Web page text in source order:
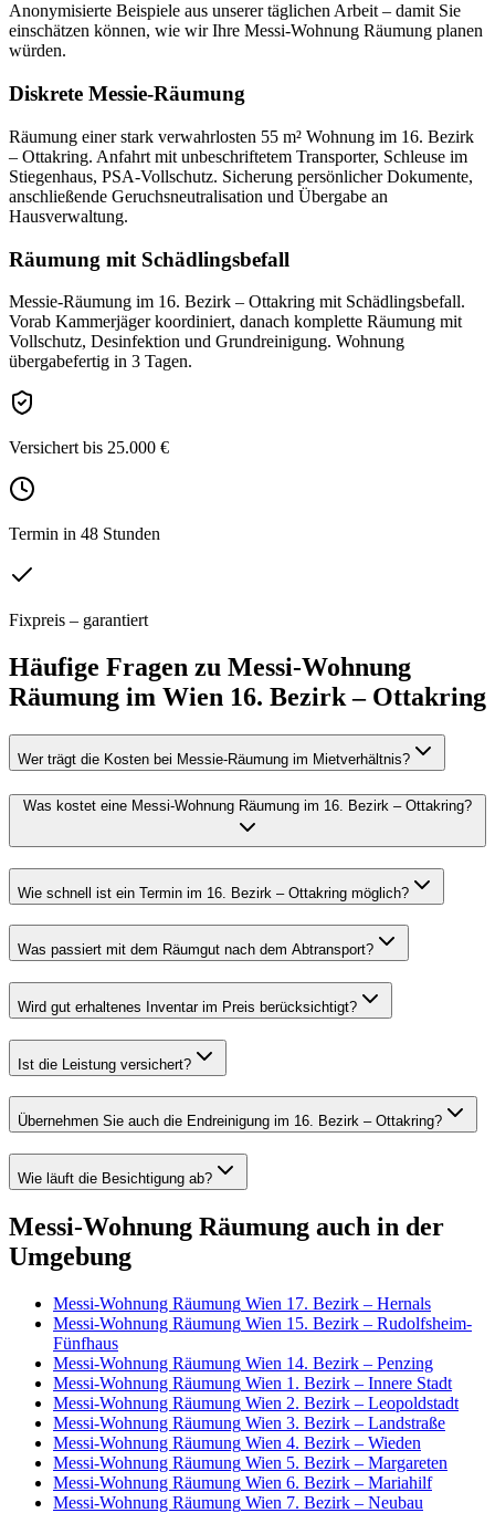
Anonymisierte Beispiele aus unserer täglichen Arbeit – damit Sie
einschätzen können, wie wir Ihre Messi-Wohnung Räumung planen
würden.
Diskrete Messie-Räumung
Räumung einer stark verwahrlosten 55 m² Wohnung im 16. Bezirk
– Ottakring. Anfahrt mit unbeschriftetem Transporter, Schleuse im
Stiegenhaus, PSA-Vollschutz. Sicherung persönlicher Dokumente,
anschließende Geruchsneutralisation und Übergabe an
Hausverwaltung.
Räumung mit Schädlingsbefall
Messie-Räumung im 16. Bezirk – Ottakring mit Schädlingsbefall.
Vorab Kammerjäger koordiniert, danach komplette Räumung mit
Vollschutz, Desinfektion und Grundreinigung. Wohnung
übergabefertig in 3 Tagen.
Versichert bis 25.000 €
Termin in 48 Stunden
Fixpreis – garantiert
Häufige Fragen zu Messi-Wohnung
Räumung im Wien 16. Bezirk – Ottakring
Wer trägt die Kosten bei Messie-Räumung im Mietverhältnis?
Was kostet eine Messi-Wohnung Räumung im 16. Bezirk – Ottakring?
Wie schnell ist ein Termin im 16. Bezirk – Ottakring möglich?
Was passiert mit dem Räumgut nach dem Abtransport?
Wird gut erhaltenes Inventar im Preis berücksichtigt?
Ist die Leistung versichert?
Übernehmen Sie auch die Endreinigung im 16. Bezirk – Ottakring?
Wie läuft die Besichtigung ab?
Messi-Wohnung Räumung auch in der
Umgebung
Messi-Wohnung Räumung Wien 17. Bezirk – Hernals
Messi-Wohnung Räumung Wien 15. Bezirk – Rudolfsheim-
Fünfhaus
Messi-Wohnung Räumung Wien 14. Bezirk – Penzing
Messi-Wohnung Räumung Wien 1. Bezirk – Innere Stadt
Messi-Wohnung Räumung Wien 2. Bezirk – Leopoldstadt
Messi-Wohnung Räumung Wien 3. Bezirk – Landstraße
Messi-Wohnung Räumung Wien 4. Bezirk – Wieden
Messi-Wohnung Räumung Wien 5. Bezirk – Margareten
Messi-Wohnung Räumung Wien 6. Bezirk – Mariahilf
Messi-Wohnung Räumung Wien 7. Bezirk – Neubau